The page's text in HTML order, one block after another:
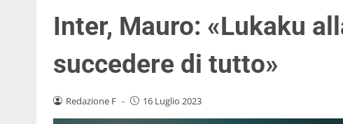
Inter, Mauro: «Lukaku
succedere di tutto»
Redazione F - 16 Luglio 2023